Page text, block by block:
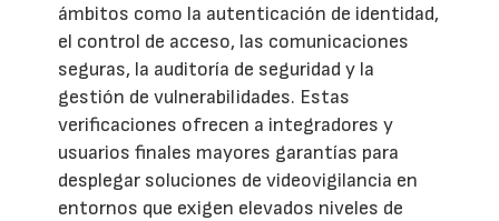
ámbitos como la autenticación de identidad,
el control de acceso, las comunicaciones
seguras, la auditoría de seguridad y la
gestión de vulnerabilidades. Estas
verificaciones ofrecen a integradores y
usuarios finales mayores garantías para
desplegar soluciones de videovigilancia en
entornos que exigen elevados niveles de